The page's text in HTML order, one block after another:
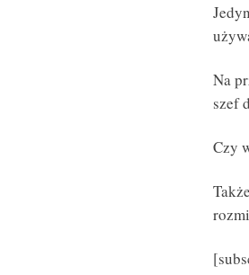
Na
szef
Czy